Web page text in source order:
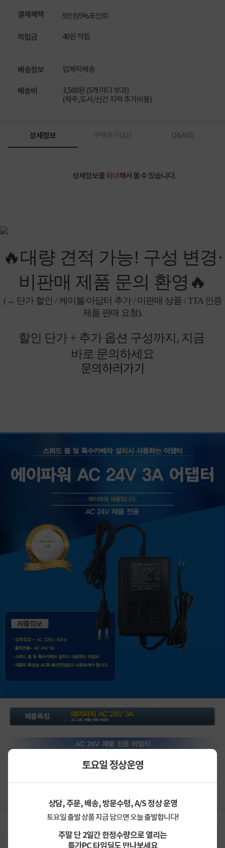
토요일 정상운영
상담, 주문, 배송, 방문수령, A/S 정상 운영
토요일 출발 상품 지금 담으면 오늘 출발합니다!
주말 단 2일간 한정수량으로 열리는
특가PC 타임딜도 만나보세요
결제혜택 5만원5%포인트
적립금 40원 적립
배송정보 업체직배송
배송비
3,500원 (5개 마다 부과)
(제주,도서/산간 지역 추가비용)
상세정보 구매후기(11) Q&A(0)
상세정보를확대해서 볼 수 있습니다.
🔥대량 견적 가능! 구성 변경·
비판매 제품 문의 환영🔥
(→ 단가 할인 / 케이블/아답터 추가 / 미판매 상품 / TTA 인증
제품 판매 요청).
할인 단가 + 추가 옵션 구성까지, 지금
바로 문의하세요
문의하러가기